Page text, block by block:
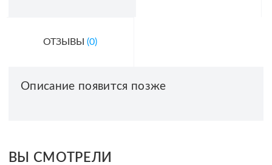
ОТЗЫВЫ (0)
Описание появится позже
ВЫ СМОТРЕЛИ